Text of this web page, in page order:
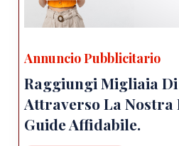
Annuncio Pubblicitario
Raggiungi Migliaia
Attraverso La
Guide Affidabile.